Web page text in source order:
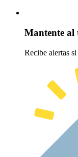
Mantente al
Recibe alertas